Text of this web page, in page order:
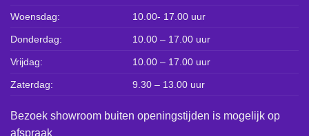
Woensdag: 10.00- 17.00 uur
Donderdag: 10.00 – 17.00 uur
Vrijdag: 10.00 – 17.00 uur
Zaterdag: 9.30 – 13.00 uur
Bezoek showroom buiten openingstijden is mogelijk op
afspraak